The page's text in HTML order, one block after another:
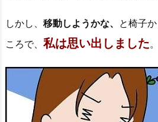
しかし、 移動しようかな、 と椅子
ころで、 私は思い出しました。